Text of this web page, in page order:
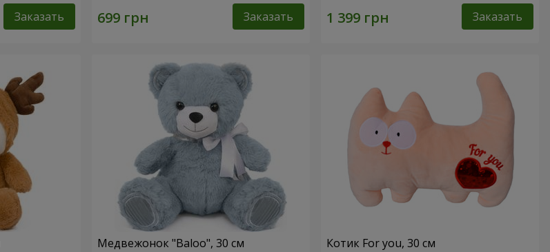
Заказать Заказать Заказать
Медвежонок "Baloo", 30 см Котик For you, 30 см